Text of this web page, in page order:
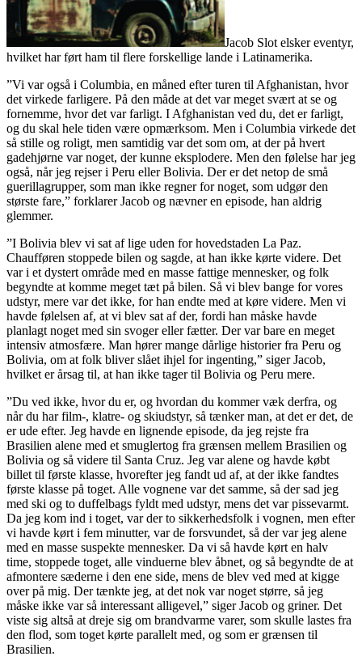
Jacob Slot elsker eventyr,
hvilket har ført ham til flere forskellige lande i Latinamerika.
”Vi var også i Columbia, en måned efter turen til Afghanistan, hvor
det virkede farligere. På den måde at det var meget svært at se og
fornemme, hvor det var farligt. I Afghanistan ved du, det er farligt,
og du skal hele tiden være opmærksom. Men i Columbia virkede det
så stille og roligt, men samtidig var det som om, at der på hvert
gadehjørne var noget, der kunne eksplodere. Men den følelse har jeg
også, når jeg rejser i Peru eller Bolivia. Der er det netop de små
guerillagrupper, som man ikke regner for noget, som udgør den
største fare,” forklarer Jacob og nævner en episode, han aldrig
glemmer.
”I Bolivia blev vi sat af lige uden for hovedstaden La Paz.
Chaufføren stoppede bilen og sagde, at han ikke kørte videre. Det
var i et dystert område med en masse fattige mennesker, og folk
begyndte at komme meget tæt på bilen. Så vi blev bange for vores
udstyr, mere var det ikke, for han endte med at køre videre. Men vi
havde følelsen af, at vi blev sat af der, fordi han måske havde
planlagt noget med sin svoger eller fætter. Der var bare en meget
intensiv atmosfære. Man hører mange dårlige historier fra Peru og
Bolivia, om at folk bliver slået ihjel for ingenting,” siger Jacob,
hvilket er årsag til, at han ikke tager til Bolivia og Peru mere.
”Du ved ikke, hvor du er, og hvordan du kommer væk derfra, og
når du har film-, klatre- og skiudstyr, så tænker man, at det er det, de
er ude efter. Jeg havde en lignende episode, da jeg rejste fra
Brasilien alene med et smuglertog fra grænsen mellem Brasilien og
Bolivia og så videre til Santa Cruz. Jeg var alene og havde købt
billet til første klasse, hvorefter jeg fandt ud af, at der ikke fandtes
første klasse på toget. Alle vognene var det samme, så der sad jeg
med ski og to duffelbags fyldt med udstyr, mens det var pissevarmt.
Da jeg kom ind i toget, var der to sikkerhedsfolk i vognen, men efter
vi havde kørt i fem minutter, var de forsvundet, så der var jeg alene
med en masse suspekte mennesker. Da vi så havde kørt en halv
time, stoppede toget, alle vinduerne blev åbnet, og så begyndte de at
afmontere sæderne i den ene side, mens de blev ved med at kigge
over på mig. Der tænkte jeg, at det nok var noget større, så jeg
måske ikke var så interessant alligevel,” siger Jacob og griner. Det
viste sig altså at dreje sig om brandvarme varer, som skulle lastes fra
den flod, som toget kørte parallelt med, og som er grænsen til
Brasilien.